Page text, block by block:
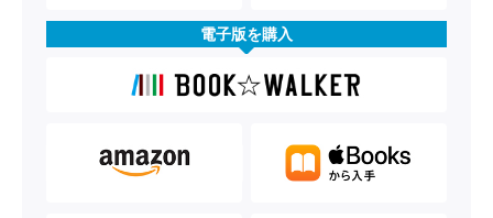
電子版を購入